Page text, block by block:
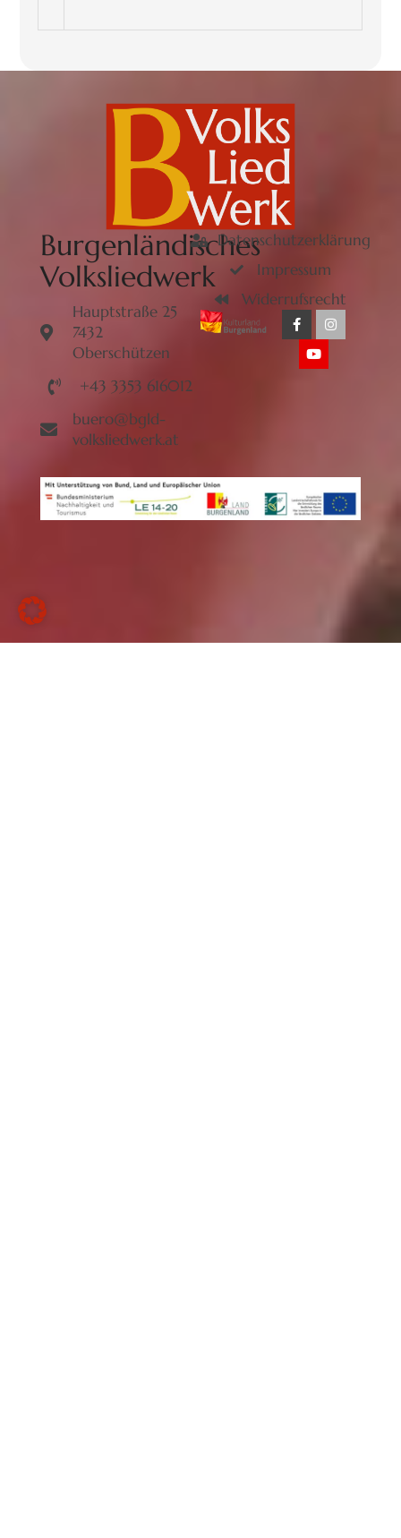
Burgenländisches
Volksliedwerk
Hauptstraße 25
7432
Oberschützen
+43 3353 616012
buero@bgld-
volksliedwerk.at
Datenschutzerklärung
Impressum
Widerrufsrecht